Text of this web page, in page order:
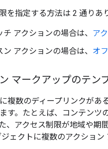
を指定する方法は 2 通りあ
チ アクションの場合は、 ア
ン アクションの場合は、 オ
ン マークアップのテン
に複数のディープリンクが
ます。たとえば、コンテン
た、アクセス制限が地域や
ジェクトに複数のアクショ